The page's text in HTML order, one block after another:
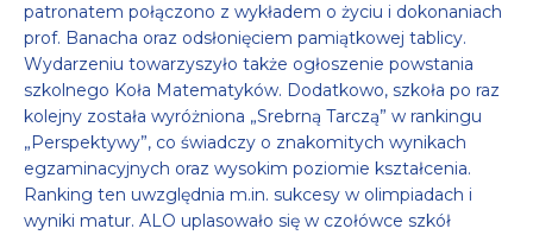
patronatem połączono z wykładem o życiu i dokonaniach
prof. Banacha oraz odsłonięciem pamiątkowej tablicy.
Wydarzeniu towarzyszyło także ogłoszenie powstania
szkolnego Koła Matematyków. Dodatkowo, szkoła po raz
kolejny została wyróżniona „Srebrną Tarczą” w rankingu
„Perspektywy”, co świadczy o znakomitych wynikach
egzaminacyjnych oraz wysokim poziomie kształcenia.
Ranking ten uwzględnia m.in. sukcesy w olimpiadach i
wyniki matur. ALO uplasowało się w czołówce szkół